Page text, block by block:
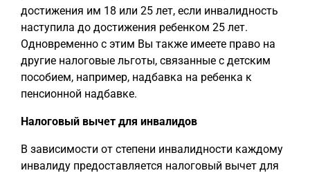
достижения им 18 или 25 лет, если инвалидность
наступила до достижения ребенком 25 лет.
Одновременно с этим Вы также имеете право на
другие налоговые льготы, связанные с детским
пособием, например, надбавка на ребенка к
пенсионной надбавке.
Налоговый вычет для инвалидов
В зависимости от степени инвалидности каждому
инвалиду предоставляется налоговый вычет для